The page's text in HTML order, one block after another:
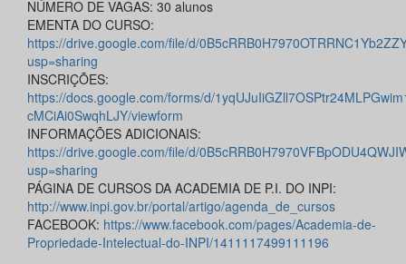
NÚMERO DE VAGAS: 30 alunos
EMENTA DO CURSO:
https://drive.google.com/file/d/
usp=sharing
INSCRIÇÕES:
https://docs.google.com/forms/d/
cMCiAi0SwqhLJY/viewform
INFORMAÇÕES ADICIONAIS:
https://drive.google.com/file/d/
usp=sharing
PÁGINA DE CURSOS DA ACADEMIA DE P.I. DO INPI:
http://www.inpi.gov.br/portal/artigo/agenda_de_cursos
FACEBOOK: https://www.facebook.com/pages/Academia-de-
Propriedade-Intelectual-do-INPI/1411117499111196